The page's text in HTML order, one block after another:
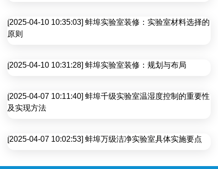
[2025-04-10 10:35:03] 蚌埠实验室装修：实验室材料选择的
原则
[2025-04-10 10:31:28] 蚌埠实验室装修：规划与布局
[2025-04-07 10:11:40] 蚌埠千级实验室温湿度控制的重要性
及实现方法
[2025-04-07 10:02:53] 蚌埠万级洁净实验室具体实施要点